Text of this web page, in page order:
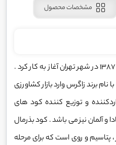
مشخصات محصول
شرکت پارس فروغ زاگرس در سال 1387 در شهر تهران آغاز به کار کرد .
برند زاگرس وارد بازار کشاورزی
و توزیع کننده کود های
و آلمان نیز می باشد . کود بذرمال
پتاسیم و روی است که برای مرحله